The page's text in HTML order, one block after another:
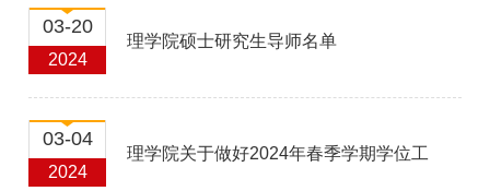
03-20
2024
理学院硕士研究生导师名单
03-04
2024
理学院关于做好2024年春季学期学位工